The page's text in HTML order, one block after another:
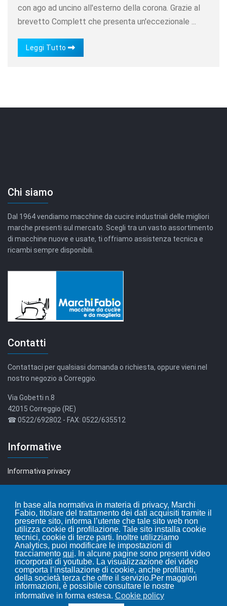
In base alla normativa in materia di privacy, Marchi
Fabio, titolare del trattamento dei dati acquisiti tramite il
presente sito, informa l’utente che tale sito web non
utilizza cookie di profilazione. Tale sito installa cookie
tecnici, cookie di terze parti. Inoltre utilizziamo
Analytics, puoi modificare le impostazioni di
tracciamento qui. In alcune pagine sono presenti video
incorporati di youtube. La visualizzazione dei video
comporta l’installazione di cookie, anche profilanti,
della società terza che offre il servizio.Per maggiori
informazioni, è possibile consultare le nostre
informative in forma estesa. Cookie policy
con ago ad uncino all'esterno della corona. Grazie al
brevetto Complett che presenta un'eccezionale ...
Leggi Tutto
Chi siamo
Dal 1964 vendiamo macchine da cucire industriali delle migliori
marche presenti sul mercato. Scegli tra un vasto assortimento
di macchine nuove e usate, ti offriamo assistenza tecnica e
ricambi sempre disponibili.
Contatti
Contattaci per qualsiasi domanda o richiesta, oppure vieni nel
nostro negozio a Correggio.
Via Gobetti n.8
42015 Correggio (RE)
☎ 0522/692802 - FAX: 0522/635512
Informative
Informativa privacy
Leggi i nostri articoli...
Blog